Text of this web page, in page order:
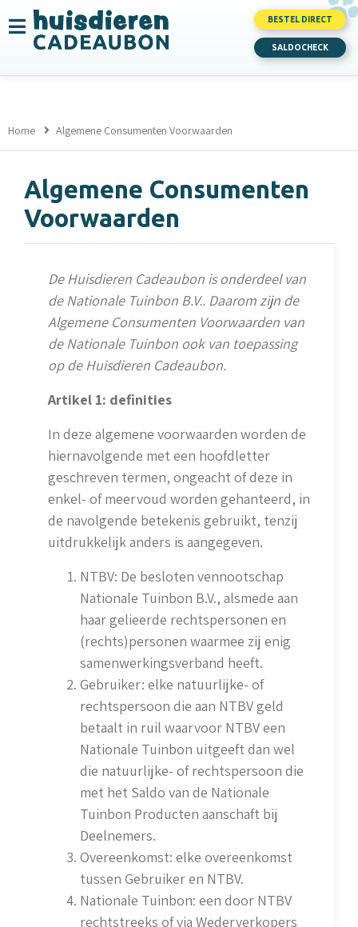
BESTEL DIRECT
SALDOCHECK
Home Algemene Consumenten Voorwaarden
Algemene Consumenten
Voorwaarden
De Huisdieren Cadeaubon is onderdeel van
de Nationale Tuinbon B.V.. Daarom zijn de
Algemene Consumenten Voorwaarden van
de Nationale Tuinbon ook van toepassing
op de Huisdieren Cadeaubon.
Artikel 1: definities
In deze algemene voorwaarden worden de
hiernavolgende met een hoofdletter
geschreven termen, ongeacht of deze in
enkel- of meervoud worden gehanteerd, in
de navolgende betekenis gebruikt, tenzij
uitdrukkelijk anders is aangegeven.
NTBV: De besloten vennootschap
Nationale Tuinbon B.V., alsmede aan
haar gelieerde rechts­personen en
(rechts)personen waarmee zij enig
samenwerkingsverband heeft.
Gebruiker: elke natuurlijke- of
rechtspersoon die aan NTBV geld
betaalt in ruil waarvoor NTBV een
Nationale Tuinbon uitgeeft dan wel
die natuurlijke- of rechtspersoon die
met het Saldo van de Nationale
Tuinbon Producten aanschaft bij
Deelnemers.
Overeenkomst: elke overeenkomst
tussen Gebruiker en NTBV.
Nationale Tuinbon: een door NTBV
rechtstreeks of via Wederverkopers